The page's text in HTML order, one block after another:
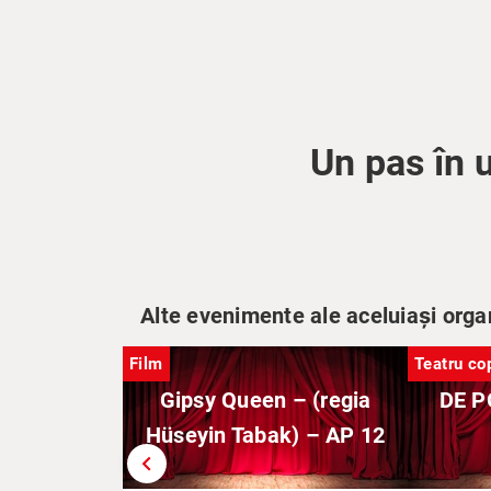
Un pas în
Alte evenimente ale aceluiași
chevron_left
Film
Gipsy Queen – (regia
Hüseyin Tabak) – AP 12
Teatru
DE